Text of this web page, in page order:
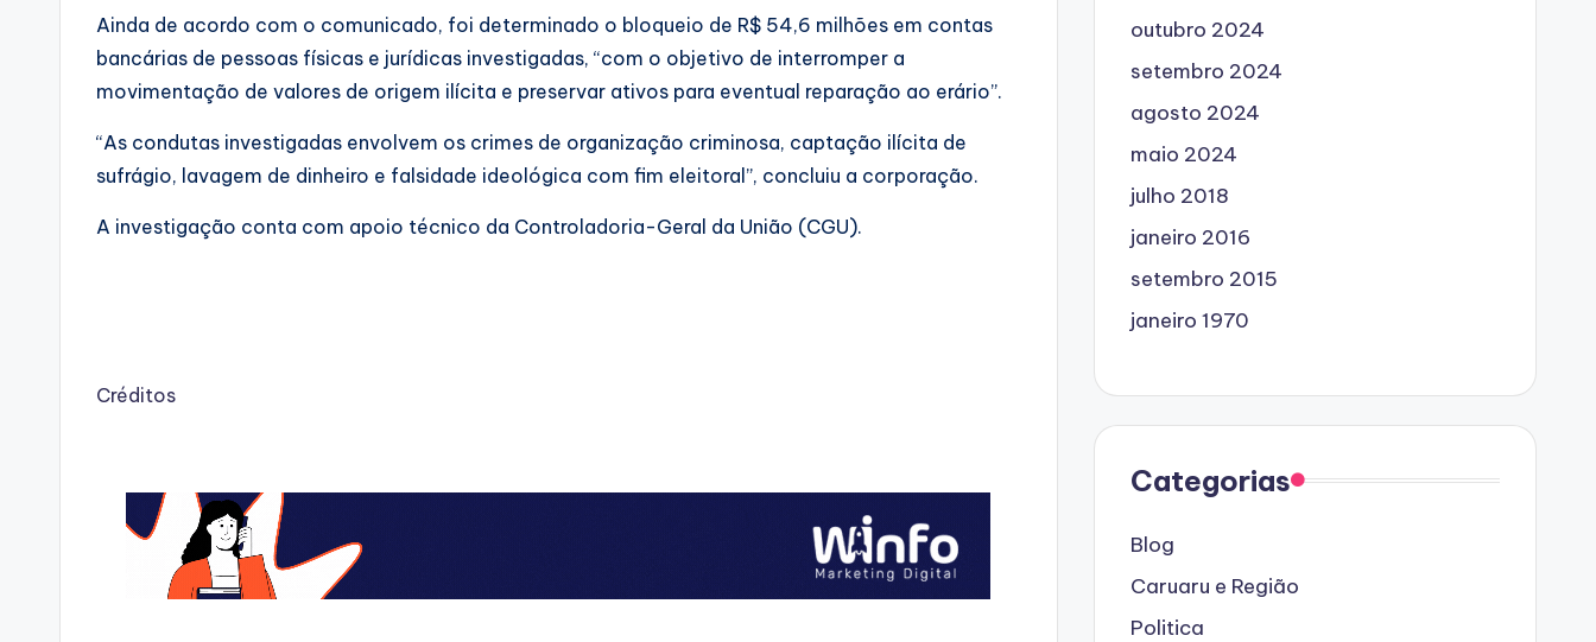
Ainda de acordo com o comunicado, foi determinado o bloqueio de R$ 54,6 milhões em contas
bancárias de pessoas físicas e jurídicas investigadas, “com o objetivo de interromper a
movimentação de valores de origem ilícita e preservar ativos para eventual reparação ao erário”.
“As condutas investigadas envolvem os crimes de organização criminosa, captação ilícita de
sufrágio, lavagem de dinheiro e falsidade ideológica com fim eleitoral”, concluiu a corporação.
A investigação conta com apoio técnico da Controladoria-Geral da União (CGU).
Créditos
outubro 2024
setembro 2024
agosto 2024
maio 2024
julho 2018
janeiro 2016
setembro 2015
janeiro 1970
Categorias
Blog
Caruaru e Região
Politica